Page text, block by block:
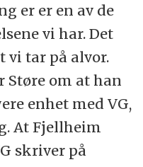
er er en av de
vi har. Det
vi tar på alvor.
Støre om at han
enhet med VG,
At Fjellheim
skriver på